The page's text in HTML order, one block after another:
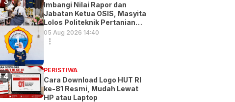
Imbangi Nilai Rapor dan
Jabatan Ketua OSIS, Masyita
Lolos Politeknik Pertanian
Gowa
05 Aug 2026 14:40
PERISTIWA
Cara Download Logo HUT RI
ke-81 Resmi, Mudah Lewat
HP atau Laptop